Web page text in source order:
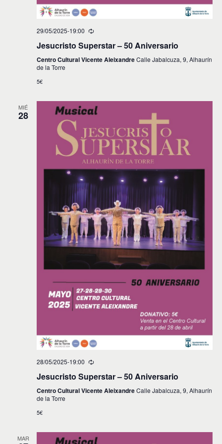
29/05/2025-19:00
Jesucristo Superstar – 50 Aniversario
Centro Cultural Vicente AleixandreCalle Jabalcuza, 9, Alhaurín
de la Torre
5€
MIÉ
28
28/05/2025-19:00
Jesucristo Superstar – 50 Aniversario
Centro Cultural Vicente AleixandreCalle Jabalcuza, 9, Alhaurín
de la Torre
5€
MAR